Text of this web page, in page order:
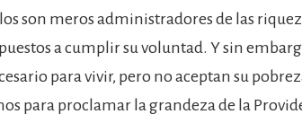
son meros administradores de las
a cumplir su voluntad. Y sin
para vivir, pero no aceptan su
para proclamar la grandeza de la